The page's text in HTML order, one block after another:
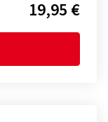
19,95 €